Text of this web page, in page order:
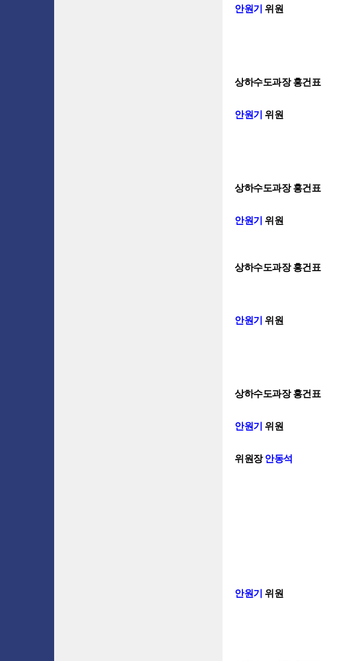
안원기 위원
상하수도과장 홍건표
안원기 위원
상하수도과장 홍건표
안원기 위원
상하수도과장 홍건표
안원기 위원
상하수도과장 홍건표
안원기 위원
위원장안동석
안원기 위원